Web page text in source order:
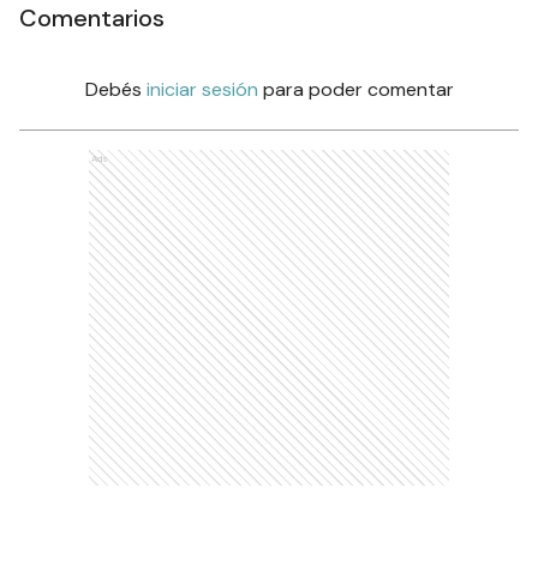
Comentarios
Debés iniciar sesión para poder comentar
Ads